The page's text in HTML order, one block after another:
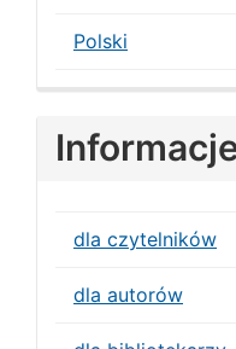
Polski
dla czytelników
dla autorów